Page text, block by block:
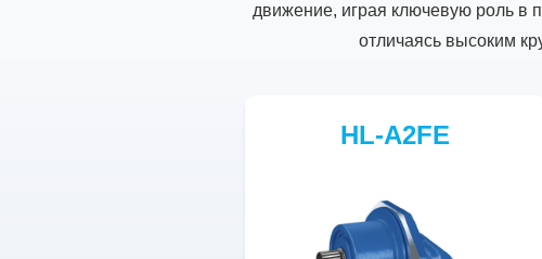
движение, играя ключевую роль в
отличаясь высоким
HL-A2FE